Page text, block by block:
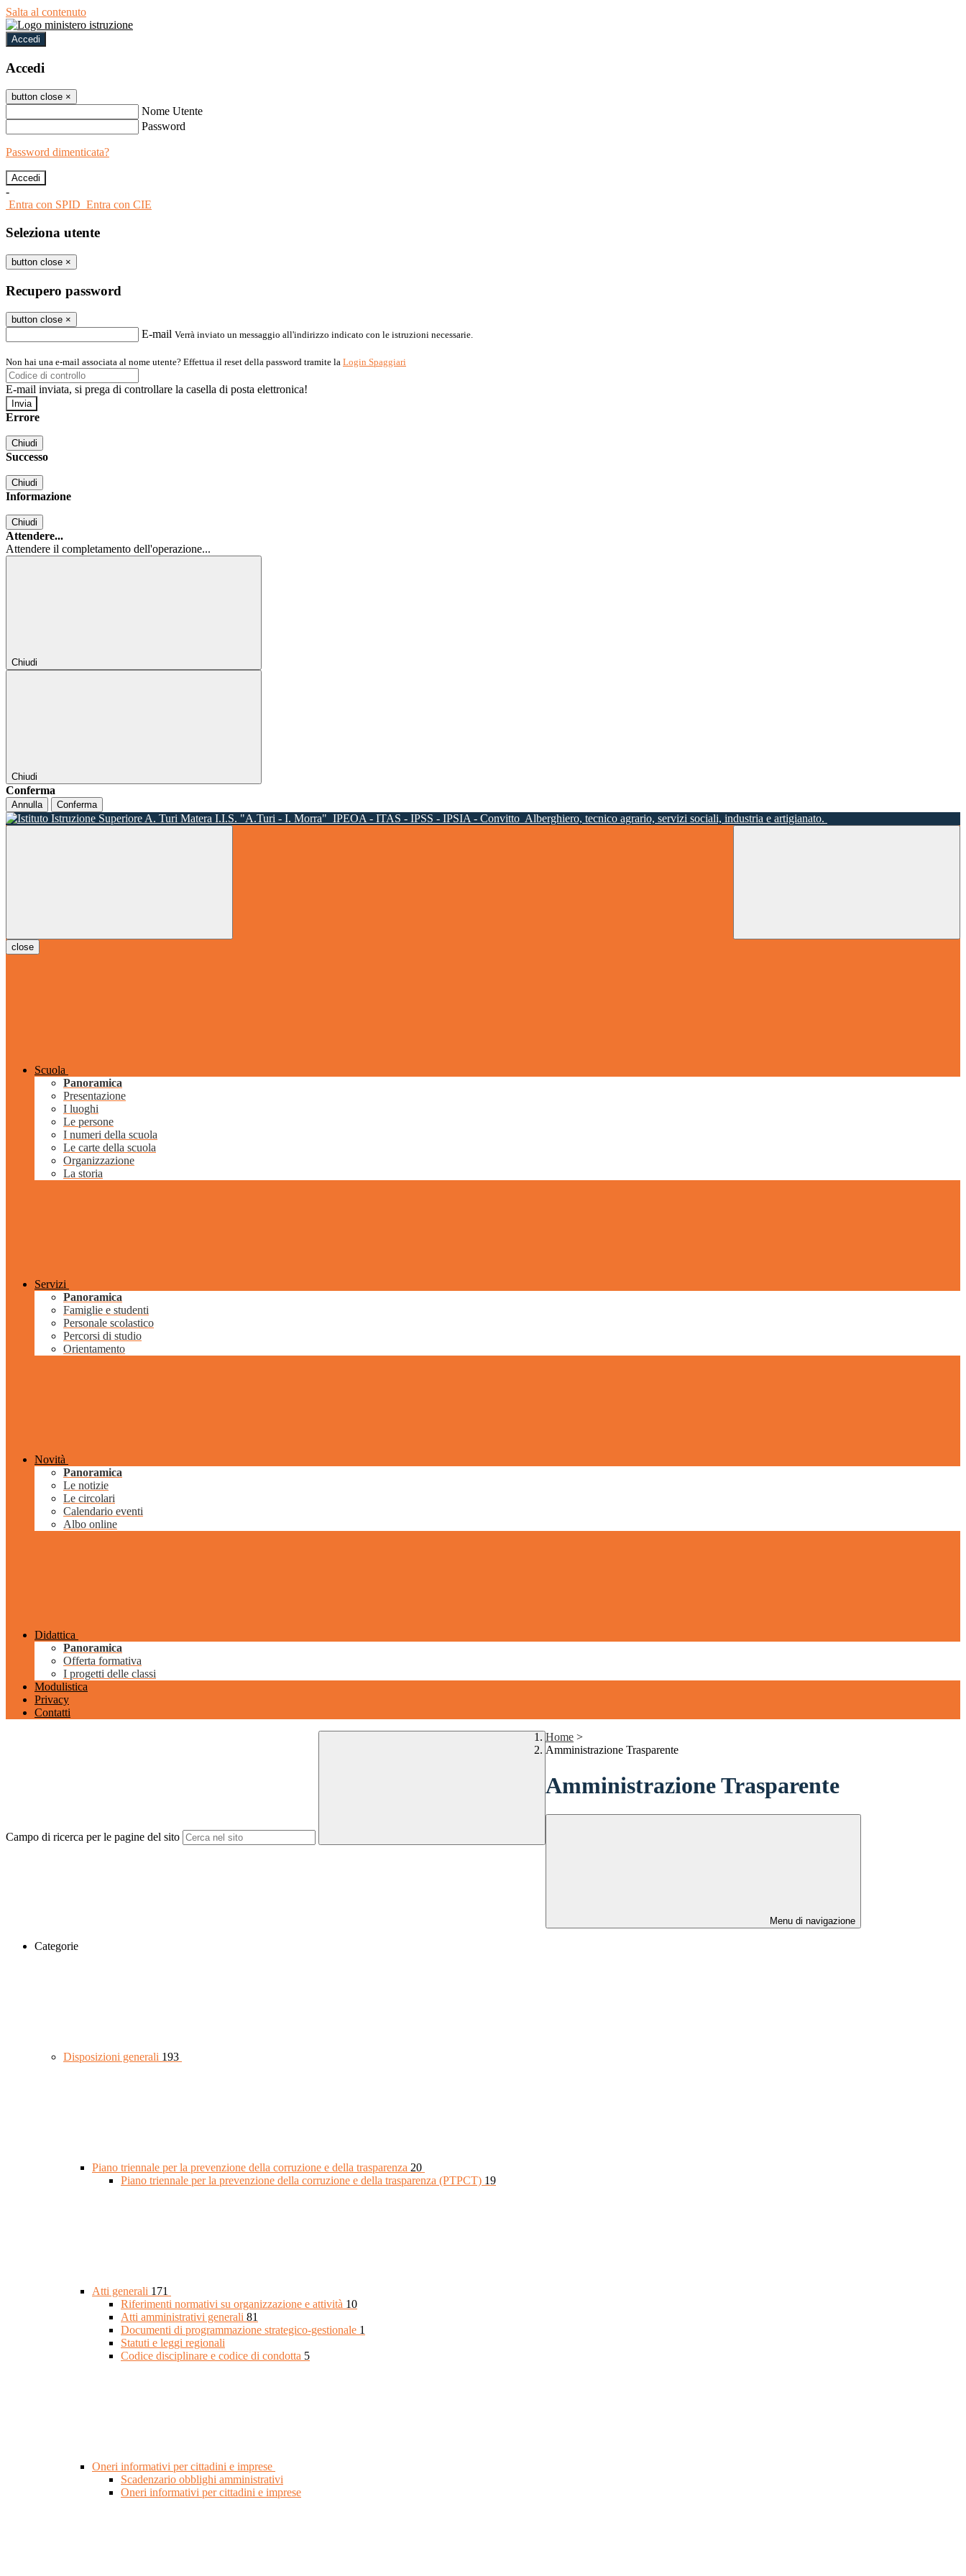
Salta al contenuto
Accedi
Accedi
button close ×
Nome Utente
Password
Password dimenticata?
-
Entra con SPID Entra con CIE
Seleziona utente
button close ×
Recupero password
button close ×
E-mail Verrà inviato un messaggio all'indirizzo indicato con le istruzioni necessarie.
Non hai una e-mail associata al nome utente? Effettua il reset della password tramite la Login Spaggiari
E-mail inviata, si prega di controllare la casella di posta elettronica!
Errore
Chiudi
Successo
Chiudi
Informazione
Chiudi
Attendere...
Attendere il completamento dell'operazione...
Chiudi
Chiudi
Conferma
Annulla Conferma
I.I.S. "A.Turi - I. Morra" IPEOA - ITAS - IPSS - IPSIA - Convitto Alberghiero, tecnico agrario, servizi sociali, industria e artigianato.
close
Scuola
Panoramica
Presentazione
I luoghi
Le persone
I numeri della scuola
Le carte della scuola
Organizzazione
La storia
Servizi
Panoramica
Famiglie e studenti
Personale scolastico
Percorsi di studio
Orientamento
Novità
Panoramica
Le notizie
Le circolari
Calendario eventi
Albo online
Didattica
Panoramica
Offerta formativa
I progetti delle classi
Modulistica
Privacy
Contatti
Campo di ricerca per le pagine del sito
Home >
Amministrazione Trasparente
Amministrazione Trasparente
Menu di navigazione
Categorie
Disposizioni generali 193
Piano triennale per la prevenzione della corruzione e della trasparenza 20
Piano triennale per la prevenzione della corruzione e della trasparenza (PTPCT) 19
Atti generali 171
Riferimenti normativi su organizzazione e attività 10
Atti amministrativi generali 81
Documenti di programmazione strategico-gestionale 1
Statuti e leggi regionali
Codice disciplinare e codice di condotta 5
Oneri informativi per cittadini e imprese
Scadenzario obblighi amministrativi
Oneri informativi per cittadini e imprese